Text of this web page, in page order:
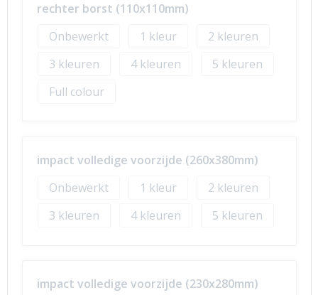
rechter borst (110x110mm)
Onbewerkt
1
2
3
4
5
Full colour
impact volledige voorzijde (260x380mm)
Onbewerkt
1
2
3
4 5
impact volledige voorzijde (230x280mm)